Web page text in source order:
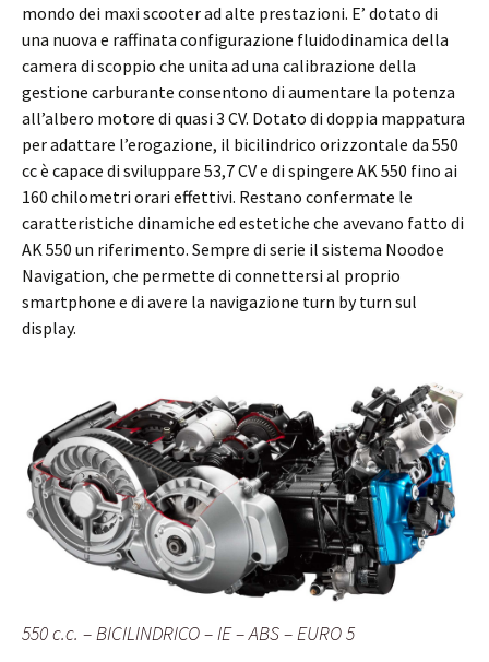
mondo dei maxi scooter ad alte prestazioni. E’ dotato di
una nuova e raffinata configurazione fluidodinamica della
camera di scoppio che unita ad una calibrazione della
gestione carburante consentono di aumentare la potenza
all’albero motore di quasi 3 CV. Dotato di doppia mappatura
per adattare l’erogazione, il bicilindrico orizzontale da 550
cc è capace di sviluppare 53,7 CV e di spingere AK 550 fino ai
160 chilometri orari effettivi. Restano confermate le
caratteristiche dinamiche ed estetiche che avevano fatto di
AK 550 un riferimento. Sempre di serie il sistema Noodoe
Navigation, che permette di connettersi al proprio
smartphone e di avere la navigazione turn by turn sul
display.
550 c.c. – BICILINDRICO – IE – ABS – EURO 5